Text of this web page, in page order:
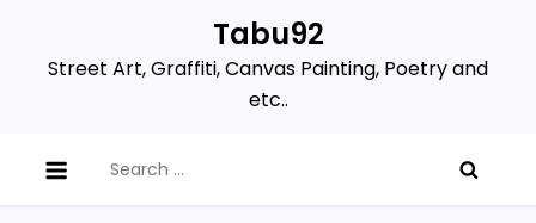
content
Tabu92
Street Art, Graffiti, Canvas Painting, Poetry and
etc..
for: